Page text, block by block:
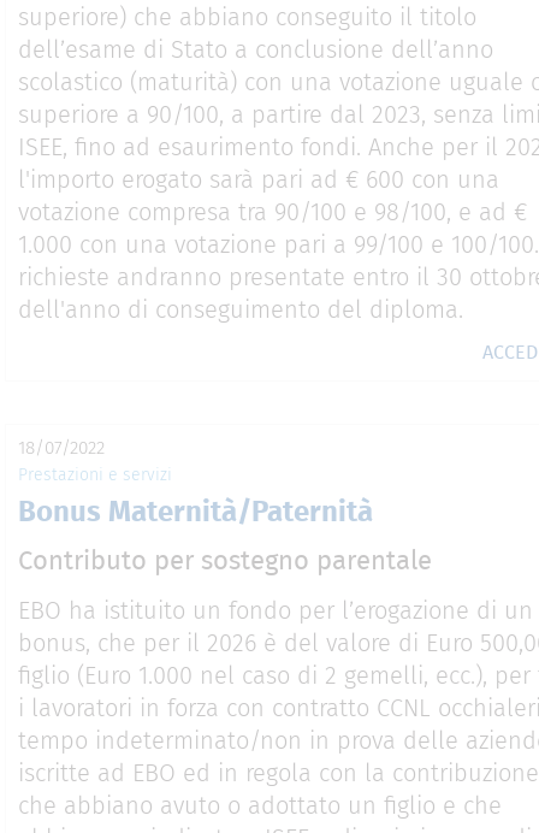
superiore) che abbiano conseguito il titolo
dell’esame di Stato a conclusione dell’anno
scolastico (maturità) con una votazione uguale
superiore a 90/100, a partire dal 2023, senza
ISEE, fino ad esaurimento fondi. Anche per il
l'importo erogato sarà pari ad € 600 con una
votazione compresa tra 90/100 e 98/100, e ad €
1.000 con una votazione pari a 99/100 e 100/
richieste andranno presentate entro il 30
dell'anno di conseguimento del diploma.
18/07/2022
Prestazioni e servizi
Bonus Maternità/Paternità
Contributo per sostegno parentale
EBO ha istituito un fondo per l’erogazione di un
bonus, che per il 2026 è del valore di Euro
figlio (Euro 1.000 nel caso di 2 gemelli, ecc.),
i lavoratori in forza con contratto CCNL
tempo indeterminato/non in prova delle
iscritte ad EBO ed in regola con la
che abbiano avuto o adottato un figlio e che